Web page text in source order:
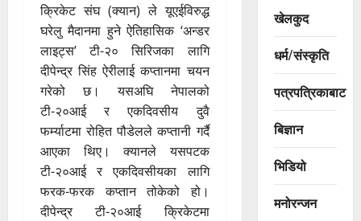
क्रिकेट संघ (क्यान) ले यूएईविरुद्ध
घरेलु मैदानमा हुने ऐतिहासिक ‘अन्डर
लाइट्स’ टी-२० सिरिजका लागि
दीपेन्द्र सिंह ऐरीलाई कप्तानमा चयन
गरेको छ। यसअघि नेपालको
टी-२०आई र एकदिवसीय दुवै
फर्म्याटमा रोहित पौडेलले कप्तानी गर्दै
आएका थिए। क्यानले यसपटक
टी-२०आई र एकदिवसीयका लागि
फरक-फरक कप्तान तोकेको हो।
दीपेन्द्र टी-२०आई क्रिकेटमा
खेलकुद
धर्म/संस्कृति
पत्रपत्रिकाबाट
बिज्ञान
भिडियो
मनोरन्जन